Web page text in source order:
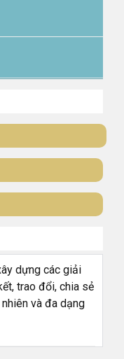
dựng các giải
trao đổi, chia sẻ
và đa dạng